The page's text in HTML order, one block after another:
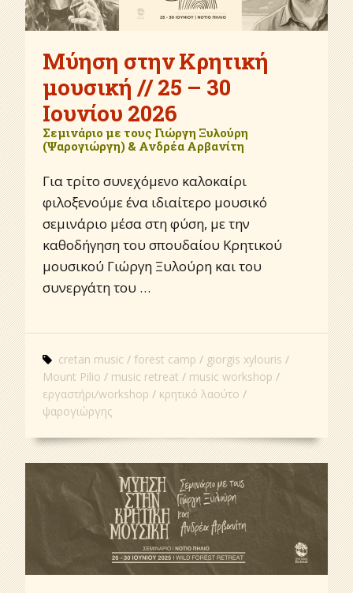
Μύηση στην Κρητική
μουσική // 25 – 30
Ιουνίου 2026
Σεμινάριο με τους Γιώργη Ξυλούρη
(Ψαρογιώργη) & Ανδρέα Αρβανίτη
Για τρίτο συνεχόμενο καλοκαίρι
φιλοξενούμε ένα ιδιαίτερο μουσικό
σεμινάριο μέσα στη φύση, με την
καθοδήγηση του σπουδαίου Κρητικού
μουσικού Γιώργη Ξυλούρη και του
συνεργάτη του …
cretan music forest camp
giorgis xylouris
Mount Pilio
music retreat
music workshop
εργαστήρι/workshop
κρητικό λαούτο
ψαρογιώργης